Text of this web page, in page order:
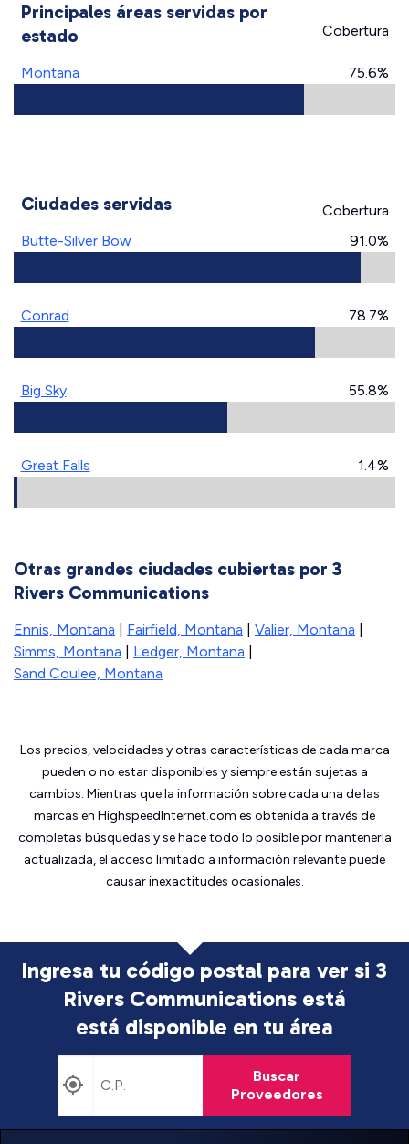
Principales áreas servidas por
estado
Cobertura
Montana 75.6%
Ciudades servidas
Cobertura
Butte-Silver Bow
91.0%
Conrad 78.7%
Big Sky 55.8%
Great Falls 1.4%
Otras grandes ciudades cubiertas por 3
Rivers Communications
Ennis, Montana Fairfield, Montana Valier, Montana
Simms, Montana
Ledger, Montana
Sand Coulee, Montana
Los precios, velocidades y otras características de cada marca
pueden o no estar disponibles y siempre están sujetas a
cambios. Mientras que la información sobre cada una de las
marcas en HighspeedInternet.com es obtenida a través de
completas búsquedas y se hace todo lo posible por mantenerla
actualizada, el acceso limitado a información relevante puede
causar inexactitudes ocasionales.
Ingresa tu código postal para ver si 3
Rivers Communications está
está disponible en tu área
Buscar
Proveedores